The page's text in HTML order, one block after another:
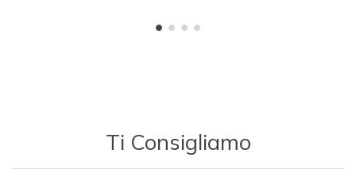
Ti Consigliamo